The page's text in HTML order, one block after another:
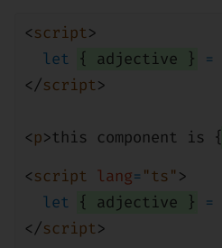
<script>
let
{ adjective } =
</script>
<p>this component is {
<script lang= "ts" >
let
{ adjective } =
</script>